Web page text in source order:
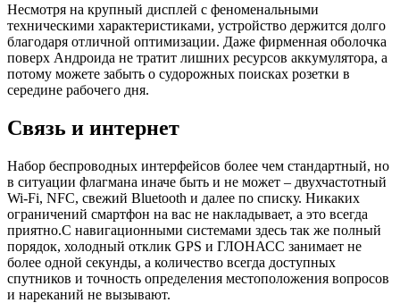
Несмотря на крупный дисплей с феноменальными
техническими характеристиками, устройство держится долго
благодаря отличной оптимизации. Даже фирменная оболочка
поверх Андроида не тратит лишних ресурсов аккумулятора, а
потому можете забыть о судорожных поисках розетки в
середине рабочего дня.
Связь и интернет
Набор беспроводных интерфейсов более чем стандартный, но
в ситуации флагмана иначе быть и не может – двухчастотный
Wi-Fi, NFC, свежий Bluetooth и далее по списку. Никаких
ограничений смартфон на вас не накладывает, а это всегда
приятно.С навигационными системами здесь так же полный
порядок, холодный отклик GPS и ГЛОНАСС занимает не
более одной секунды, а количество всегда доступных
спутников и точность определения местоположения вопросов
и нареканий не вызывают.